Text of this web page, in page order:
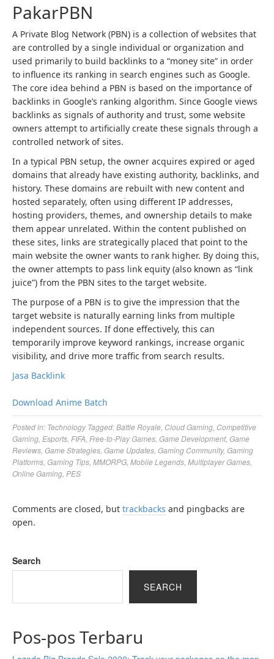
PakarPBN
A Private Blog Network (PBN) is a collection of websites that
are controlled by a single individual or organization and
used primarily to build backlinks to a “money site” in order
to influence its ranking in search engines such as Google.
The core idea behind a PBN is based on the importance of
backlinks in Google’s ranking algorithm. Since Google views
backlinks as signals of authority and trust, some website
owners attempt to artificially create these signals through a
controlled network of sites.
In a typical PBN setup, the owner acquires expired or aged
domains that already have existing authority, backlinks, and
history. These domains are rebuilt with new content and
hosted separately, often using different IP addresses,
hosting providers, themes, and ownership details to make
them appear unrelated. Within the content published on
these sites, links are strategically placed that point to the
main website the owner wants to rank higher. By doing this,
the owner attempts to pass link equity (also known as “link
juice”) from the PBN sites to the target website.
The purpose of a PBN is to give the impression that the
target website is naturally earning links from multiple
independent sources. If done effectively, this can
temporarily improve keyword rankings, increase organic
visibility, and drive more traffic from search results.
Jasa Backlink
Download Anime Batch
Posted in: Technology Tagged:Battle Royale Cloud Gaming Competitive
Gaming Esports FIFA Free-to-Play Games Game Development, Game
Reviews Game Strategies Game Updates Gaming Community, Gaming
Platforms Gaming Tips MMORPG Mobile Legends Multiplayer Games
Online Gaming PES
Comments are closed, but trackbacks and pingbacks are
open.
Search
SEARCH
Pos-pos Terbaru